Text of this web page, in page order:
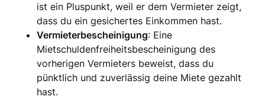
ist ein Pluspunkt, weil er dem Vermieter zeigt,
dass du ein gesichertes Einkommen hast.
Vermieterbescheinigung: Eine
Mietschuldenfreiheitsbescheinigung des
vorherigen Vermieters beweist, dass du
pünktlich und zuverlässig deine Miete gezahlt
hast.